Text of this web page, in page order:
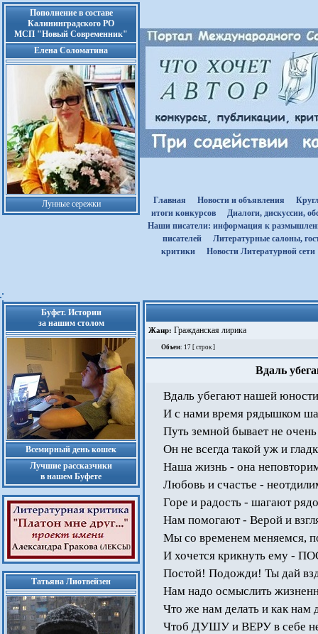
Пополнение в составе
Калининградского РО
МСП "Новый Современник"
Елена Соломатина
Лунные сережки Главная Новости и объявления
итоги конкурсов
Диалоги, дискуссии,
Наши писатели: информация к
писателей
Литературные салоны,
критики
Новости Литературной сети
Буфет. Истории
за нашим столом
Всемирный день кошек
Лучшие рассказчики
в нашем Буфете
Татьяна Лиотвейзен
Жанр: Гражданская лирика
Объем: 17 [ строк ]
Вдаль
Вдаль убегают нашей
И с нами время рядышком
Путь земной бывает не
Он не всегда такой уж и
Наша жизнь - она
Любовь и счастье -
Горе и радость - шагают
Нам помогают - Верой и
Мы со временем меняемся,
И хочется крикнуть ему -
Постой! Подожди! Ты дай
Нам надо осмыслить
Что же нам делать и как нам
Чтоб ДУШУ и ВЕРУ в себе